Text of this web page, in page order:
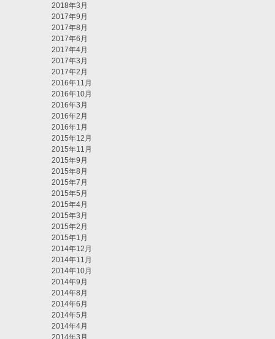
2018年3月
2017年9月
2017年8月
2017年6月
2017年4月
2017年3月
2017年2月
2016年11月
2016年10月
2016年3月
2016年2月
2016年1月
2015年12月
2015年11月
2015年9月
2015年8月
2015年7月
2015年5月
2015年4月
2015年3月
2015年2月
2015年1月
2014年12月
2014年11月
2014年10月
2014年9月
2014年8月
2014年6月
2014年5月
2014年4月